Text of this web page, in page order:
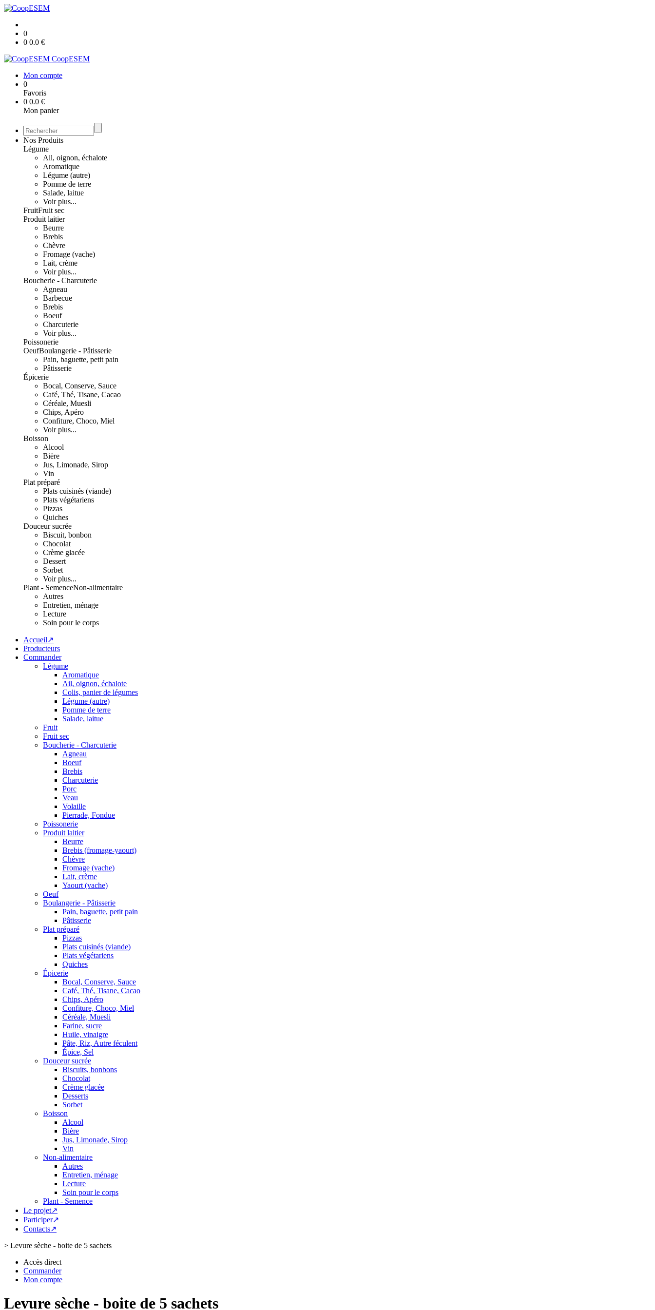
0
0 0.0 €
CoopESEM
Mon compte
0
Favoris
0 0.0 €
Mon panier
Nos Produits
Légume
Ail, oignon, échalote
Aromatique
Légume (autre)
Pomme de terre
Salade, laitue
Voir plus...
FruitFruit sec
Produit laitier
Beurre
Brebis
Chèvre
Fromage (vache)
Lait, crème
Voir plus...
Boucherie - Charcuterie
Agneau
Barbecue
Brebis
Boeuf
Charcuterie
Voir plus...
Poissonerie
OeufBoulangerie - Pâtisserie
Pain, baguette, petit pain
Pâtisserie
Épicerie
Bocal, Conserve, Sauce
Café, Thé, Tisane, Cacao
Céréale, Muesli
Chips, Apéro
Confiture, Choco, Miel
Voir plus...
Boisson
Alcool
Bière
Jus, Limonade, Sirop
Vin
Plat préparé
Plats cuisinés (viande)
Plats végétariens
Pizzas
Quiches
Douceur sucrée
Biscuit, bonbon
Chocolat
Crème glacée
Dessert
Sorbet
Voir plus...
Plant - SemenceNon-alimentaire
Autres
Entretien, ménage
Lecture
Soin pour le corps
Accueil↗
Producteurs
Commander
Légume
Aromatique
Ail, oignon, échalote
Colis, panier de légumes
Légume (autre)
Pomme de terre
Salade, laitue
Fruit
Fruit sec
Boucherie - Charcuterie
Agneau
Boeuf
Brebis
Charcuterie
Porc
Veau
Volaille
Pierrade, Fondue
Poissonerie
Produit laitier
Beurre
Brebis (fromage-yaourt)
Chèvre
Fromage (vache)
Lait, crème
Yaourt (vache)
Oeuf
Boulangerie - Pâtisserie
Pain, baguette, petit pain
Pâtisserie
Plat préparé
Pizzas
Plats cuisinés (viande)
Plats végétariens
Quiches
Épicerie
Bocal, Conserve, Sauce
Café, Thé, Tisane, Cacao
Chips, Apéro
Confiture, Choco, Miel
Céréale, Muesli
Farine, sucre
Huile, vinaigre
Pâte, Riz, Autre féculent
Épice, Sel
Douceur sucrée
Biscuits, bonbons
Chocolat
Crème glacée
Desserts
Sorbet
Boisson
Alcool
Bière
Jus, Limonade, Sirop
Vin
Non-alimentaire
Autres
Entretien, ménage
Lecture
Soin pour le corps
Plant - Semence
Le projet↗
Participer↗
Contacts↗
> Levure sèche - boite de 5 sachets
Accès direct
Commander
Mon compte
Levure sèche - boite de 5 sachets